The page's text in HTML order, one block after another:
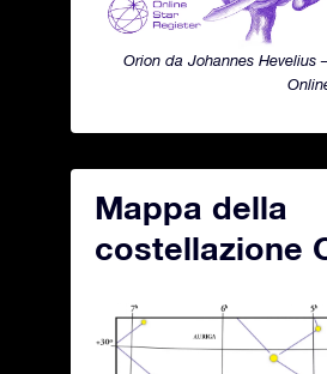
Orion da Johannes Hevelius
Mappa della
costellazione